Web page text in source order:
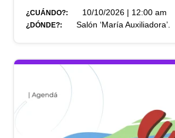
¿CUÁNDO?: 10/10/2026 | 12:00 am
¿DÓNDE?: Salón ‘María Auxiliadora’.